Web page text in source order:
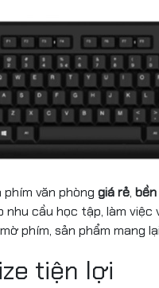
văn phòng giá rẻ,
cầu học tập, làm
phím, sản phẩm mang
tiện lợi
Vớikết
như
phần
Chất
Bàn
và dễ
Lý